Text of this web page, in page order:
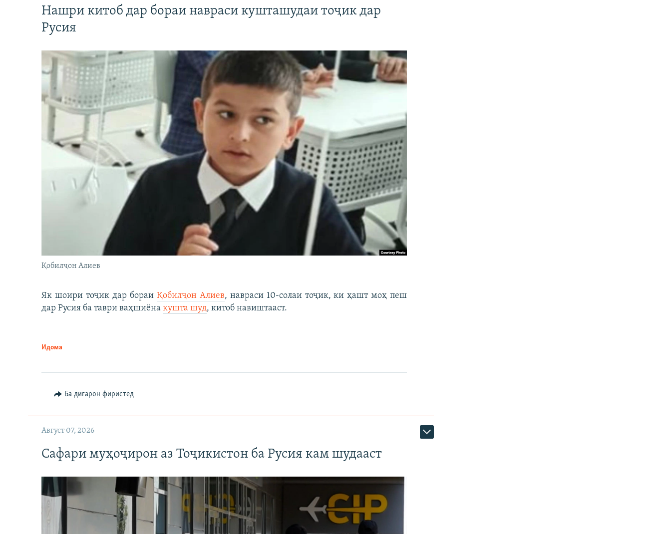
Нашри китоб дар бораи навраси кушташудаи тоҷик дар
Русия
Қобилҷон Алиев
Як шоири тоҷик дар бораи Қобилҷон Алиев, навраси 10-солаи тоҷик, ки ҳашт моҳ пеш
дар Русия ба таври ваҳшиёна кушта шуд, китоб навиштааст.
Идома
Ба дигарон фиристед
Август 07, 2026
Сафари муҳоҷирон аз Тоҷикистон ба Русия кам шудааст